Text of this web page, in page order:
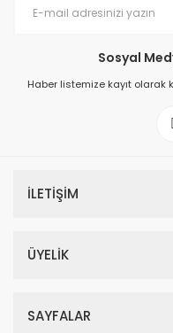
Sosyal
Haber listemize kayıt
İLETİŞİM
ÜYELİK
SAYFALAR